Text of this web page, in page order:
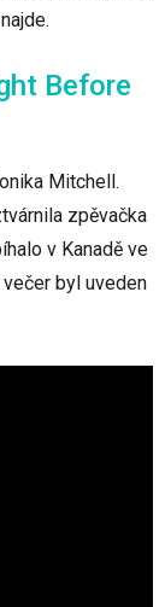
Before
Mitchell.
zpěvačka
v Kanadě ve
byl uveden